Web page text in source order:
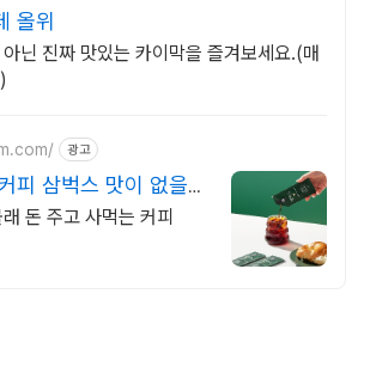
올위
닌 진짜 맛있는 카이막을 즐겨보세요.(매
광고
피 삼벅스 맛이 없을경
돈 주고 사먹는 커피